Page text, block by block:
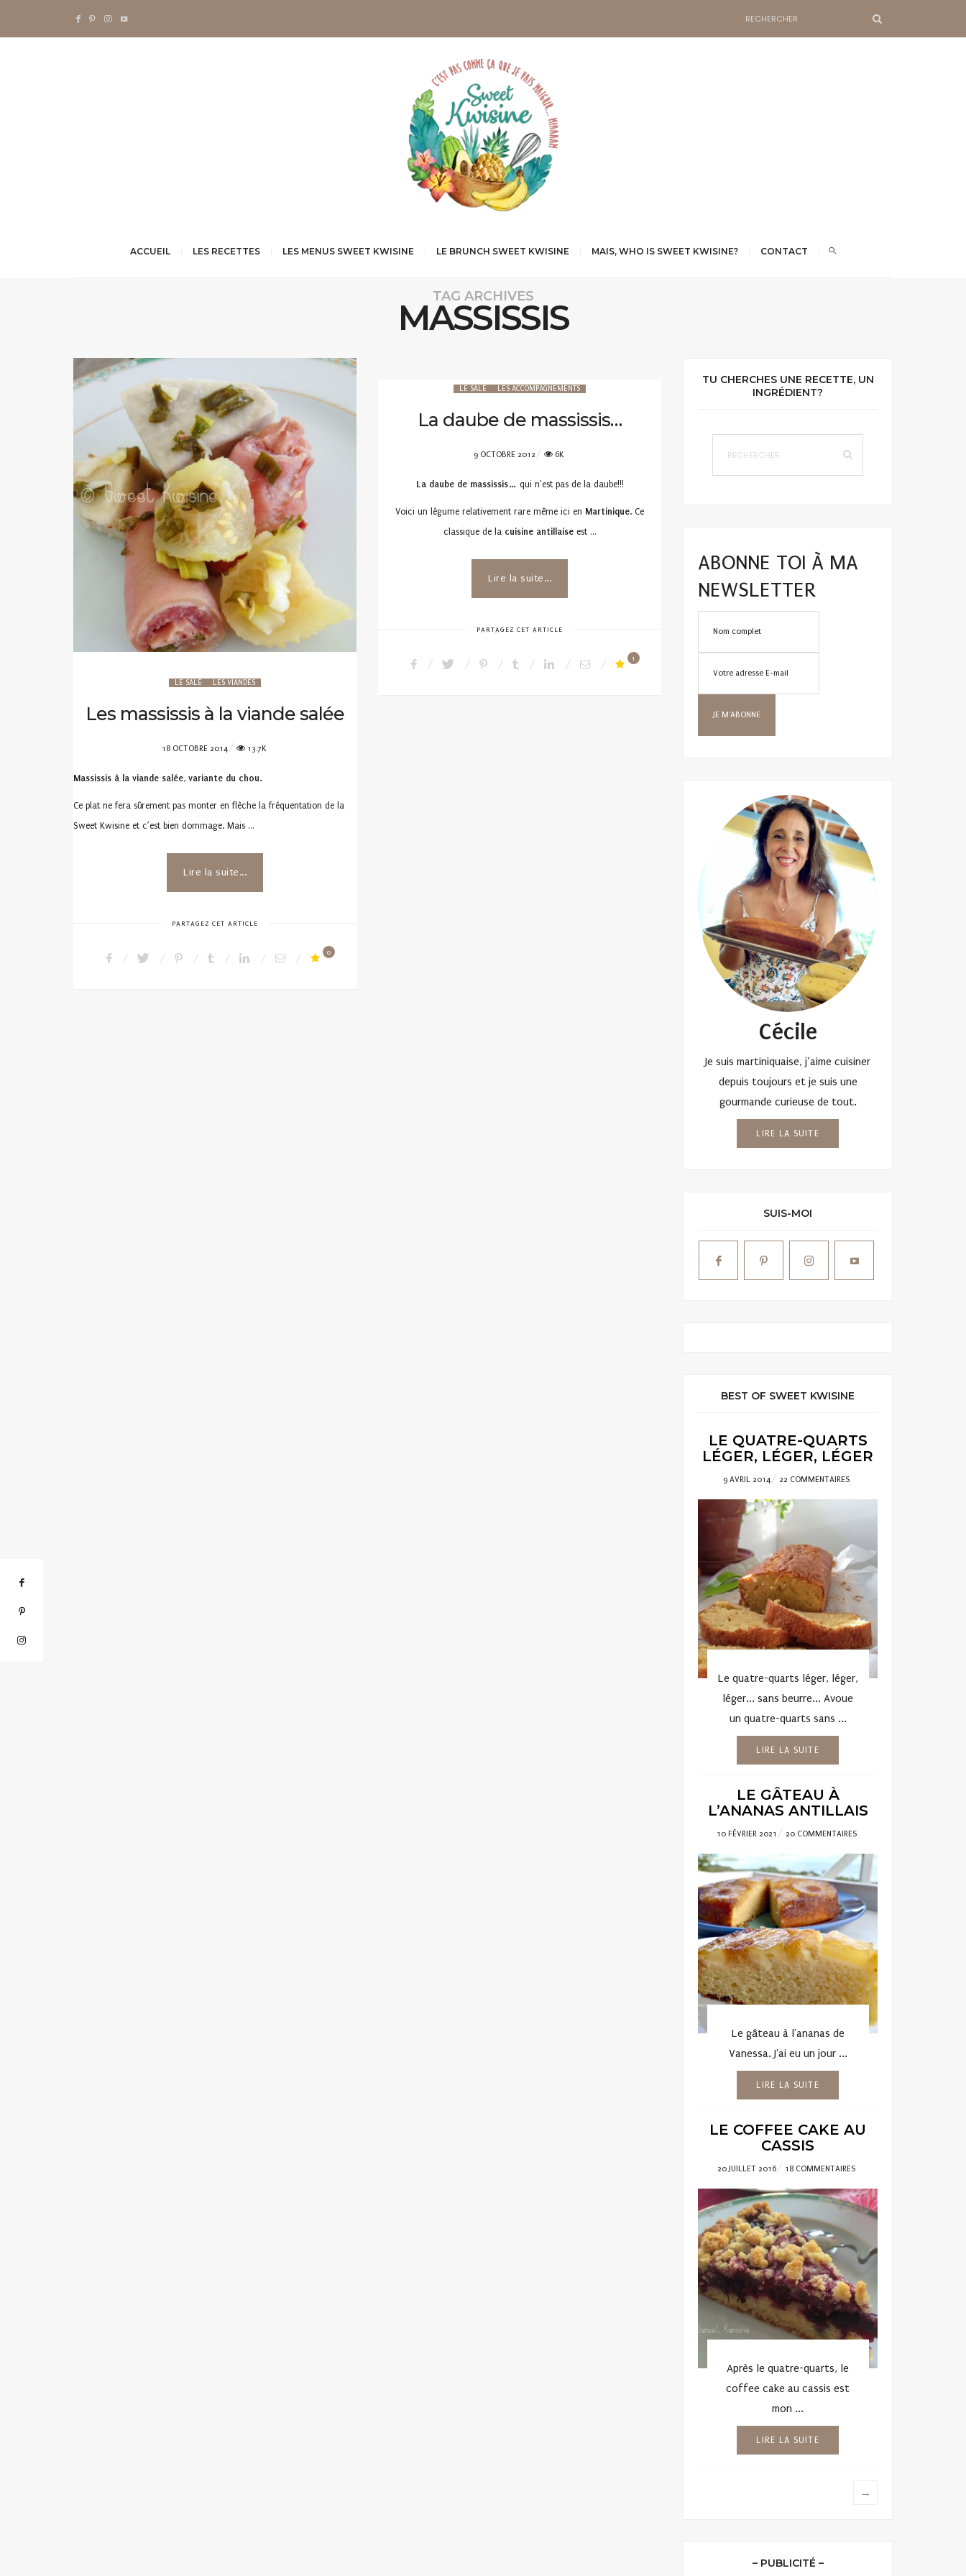
ACCUEIL LES RECETTES LES MENUS SWEET KWISINE LE BRUNCH SWEET KWISINE MAIS, WHO IS SWEET KWISINE? CONTACT
TAG ARCHIVES
MASSISSIS
LE SALÉ LES VIANDES
Les massissis à la viande salée
POSTED
18 OCTOBRE 2014 13.7K
Massissis à la viande salée, variante du chou.
Ce plat ne fera sûrement pas monter en flèche la fréquentation de la
Sweet Kwisine et c’est bien dommage. Mais …
Lire la suite...
PARTAGEZ CET ARTICLE
0
LE SALÉ LES ACCOMPAGNEMENTS
La daube de massissis…
POSTED
9 OCTOBRE 2012 6K
La daube de massissis… qui n’est pas de la daube!!!
Voici un légume relativement rare même ici en Martinique. Ce
classique de la cuisine antillaiseest …
Lire la suite...
PARTAGEZ CET ARTICLE
1
TU CHERCHES UNE RECETTE, UN
INGRÉDIENT?
ABONNE TOI À MA
NEWSLETTER
Cécile
Je suis martiniquaise, j’aime cuisiner
depuis toujours et je suis une
gourmande curieuse de tout.
LIRE LA SUITE
SUIS-MOI
BEST OF SWEET KWISINE
LE QUATRE-QUARTS
LÉGER, LÉGER, LÉGER
POSTED
9 AVRIL 2014 22 COMMENTAIRES
Le quatre-quarts léger, léger,
léger... sans beurre... Avoue
un quatre-quarts sans ...
LIRE LA SUITE
LE GÂTEAU À
L’ANANAS ANTILLAIS
POSTED
ON
10 FÉVRIER 2021 20 COMMENTAIRES
Le gâteau à l'ananas de
Vanessa. J'ai eu un jour ...
LIRE LA SUITE
LE COFFEE CAKE AU
CASSIS
POSTED
ON
20 JUILLET 2016 18 COMMENTAIRES
Après le quatre-quarts, le
coffee cake au cassis est
mon ...
LIRE LA SUITE
→
– PUBLICITÉ –